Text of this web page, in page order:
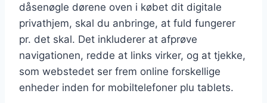
dåsenøgle dørene oven i købet dit digitale
privathjem, skal du anbringe, at fuld fungerer
pr. det skal. Det inkluderer at afprøve
navigationen, redde at links virker, og at tjekke,
som webstedet ser frem online forskellige
enheder inden for mobiltelefoner plu tablets.